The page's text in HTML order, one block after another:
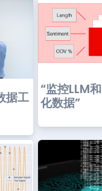
据工
“监控LLM
化数据”